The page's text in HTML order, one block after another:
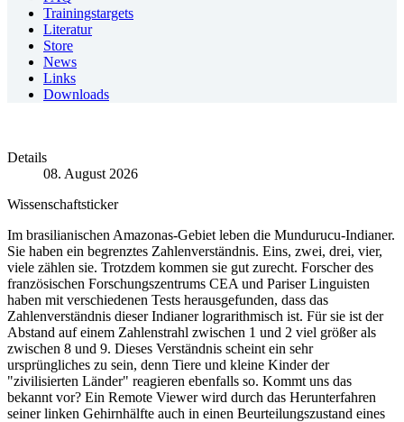
Trainingstargets
Literatur
Store
News
Links
Downloads
Details
08. August 2026
Wissenschaftsticker
Im brasilianischen Amazonas-Gebiet leben die Mundurucu-Indianer.
Sie haben ein begrenztes Zahlenverständnis. Eins, zwei, drei, vier,
viele zählen sie. Trotzdem kommen sie gut zurecht. Forscher des
französischen Forschungszentrums CEA und Pariser Linguisten
haben mit verschiedenen Tests herausgefunden, dass das
Zahlenverständnis dieser Indianer lograrithmisch ist. Für sie ist der
Abstand auf einem Zahlenstrahl zwischen 1 und 2 viel größer als
zwischen 8 und 9. Dieses Verständnis scheint ein sehr
ursprüngliches zu sein, denn Tiere und kleine Kinder der
"zivilisierten Länder" reagieren ebenfalls so. Kommt uns das
bekannt vor? Ein Remote Viewer wird durch das Herunterfahren
seiner linken Gehirnhälfte auch in einen Beurteilungszustand eines